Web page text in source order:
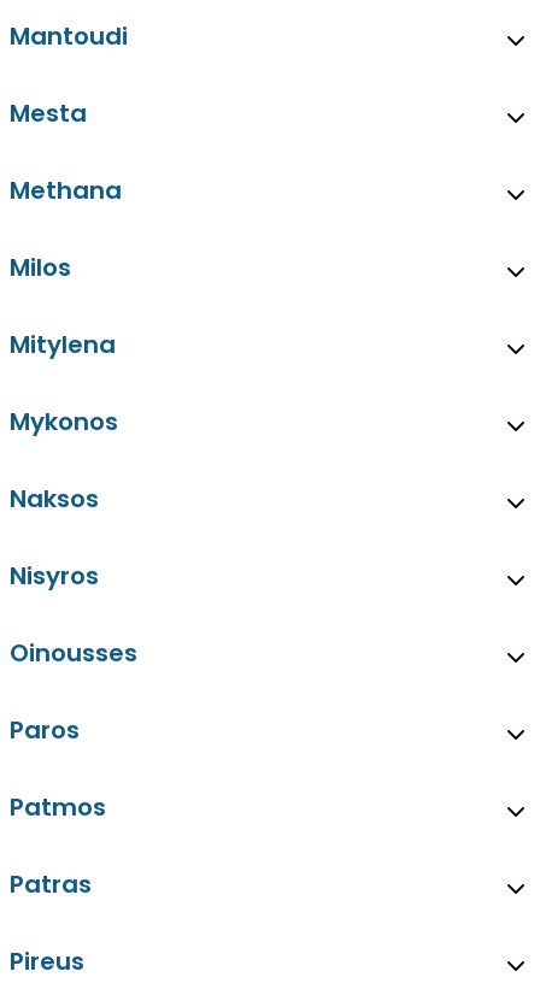
Mantoudi
Mesta
Methana
Milos
Mitylena
Mykonos
Naksos
Nisyros
Oinousses
Paros
Patmos
Patras
Pireus